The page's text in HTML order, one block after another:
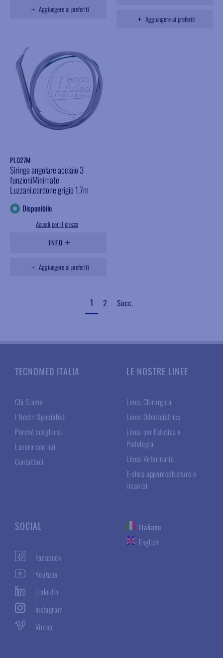
Aggiungere ai preferiti
Aggiungere ai preferiti
PL027M
Siringa angolare acciaio 3
funzioniMinimate
Luzzani,cordone grigio 1,7m
Disponibile
Accedi per il prezzo
INFO
Aggiungere ai preferiti
1 2 Succ.
TECNOMED ITALIA
Chi Siamo
I Nostri Specialisti
Perché sceglierci
Lavora con noi
Contattaci
LE NOSTRE LINEE
Linea Chirurgica
Linea Odontoiatrica
Linea per Estetica e
Podologia
Linea Veterinaria
E-shop apparecchiature e
ricambi
SOCIAL
Facebook
Youtube
LinkedIn
Instagram
Vimeo
Italiano
English